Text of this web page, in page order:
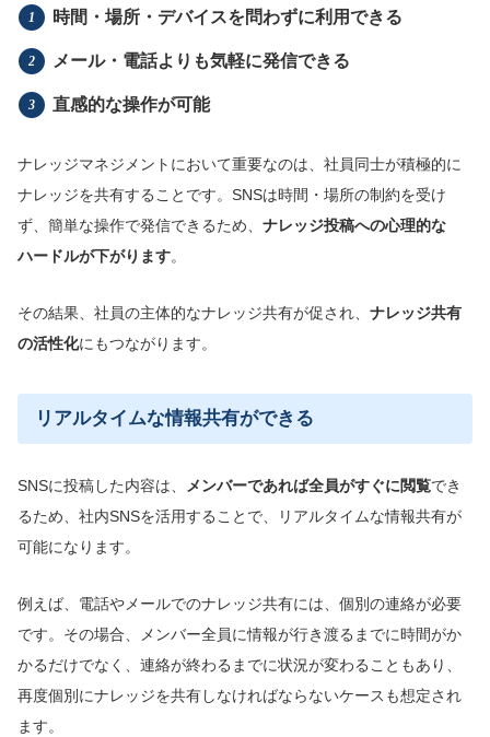
時間・場所・デバイスを問わずに利用できる
メール・電話よりも気軽に発信できる
直感的な操作が可能
ナレッジマネジメントにおいて重要なのは、社員同士が積極的に
ナレッジを共有することです。SNSは時間・場所の制約を受け
ず、簡単な操作で発信できるため、 ナレッジ投稿への心理的な
ハードルが下がります。
その結果、社員の主体的なナレッジ共有が促され、 ナレッジ共有
の活性化にもつながります。
リアルタイムな情報共有ができる
SNSに投稿した内容は、 メンバーであれば全員がすぐに閲覧でき
るため、社内SNSを活用することで、リアルタイムな情報共有が
可能になります。
例えば、電話やメールでのナレッジ共有には、個別の連絡が必要
です。その場合、メンバー全員に情報が行き渡るまでに時間がか
かるだけでなく、連絡が終わるまでに状況が変わることもあり、
再度個別にナレッジを共有しなければならないケースも想定され
ます。